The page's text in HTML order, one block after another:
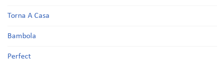
Torna A Casa
Bambola
Perfect